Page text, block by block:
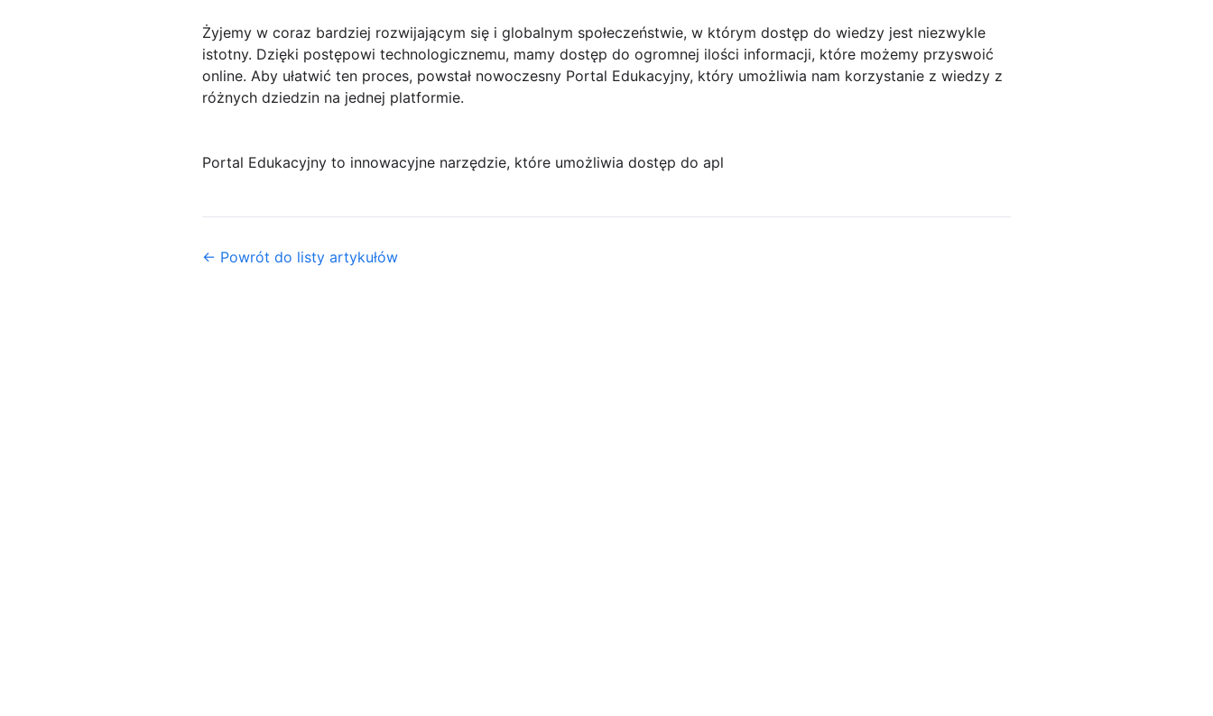
Żyjemy w coraz bardziej rozwijającym się i globalnym społeczeństwie, w którym dostęp do wiedzy jest niezwykle
istotny. Dzięki postępowi technologicznemu, mamy dostęp do ogromnej ilości informacji, które możemy przyswoić
online. Aby ułatwić ten proces, powstał nowoczesny Portal Edukacyjny, który umożliwia nam korzystanie z wiedzy z
różnych dziedzin na jednej platformie.
Portal Edukacyjny to innowacyjne narzędzie, które umożliwia dostęp do apl
← Powrót do listy artykułów